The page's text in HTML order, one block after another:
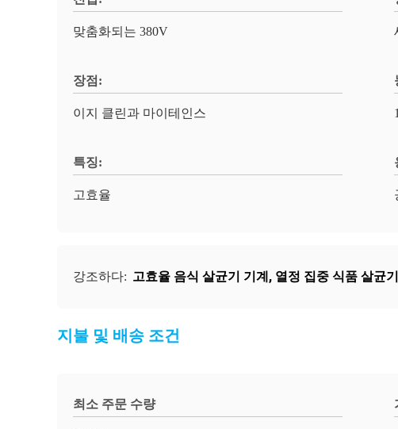
맞춤화되는 380V
장점:
이지 클린과 마이테인스
특징:
고효율
강조하다: 고효율 음식 살균기 기계, 열정 집중 식품 살균
지불 및 배송 조건
최소 주문 수량